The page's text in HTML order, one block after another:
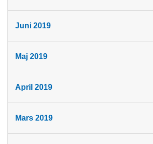
Juni 2019
Maj 2019
April 2019
Mars 2019